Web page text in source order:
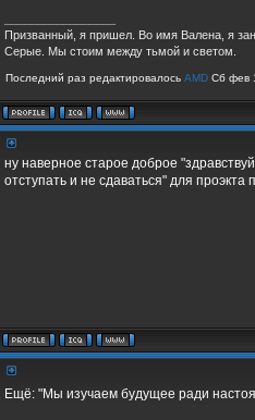
Призванный, я пришел. Во имя Валена, я
Серые. Мы стоим между тьмой и светом.
Последний раз редактировалось AMD Сб фев
ну наверное старое доброе
отступать и не сдаваться" для
Ещё: "Мы изучаем будущее ради